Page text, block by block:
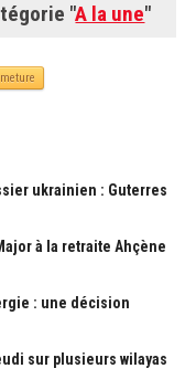
"A la une"
ukrainien : Guterres
à la retraite Ahçène
: une décision
sur plusieurs wilayas